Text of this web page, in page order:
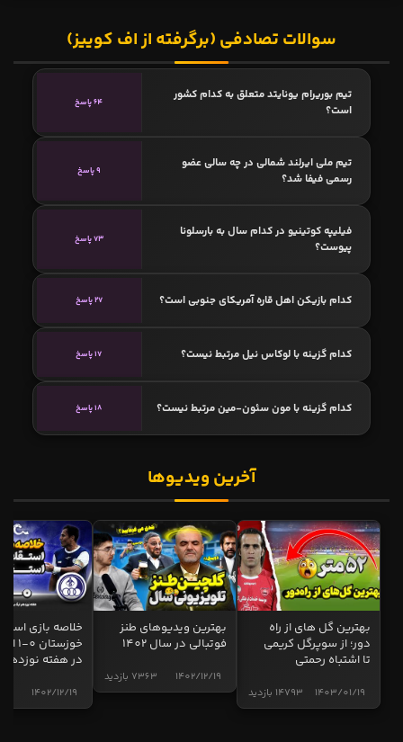
سوالات تصادفی (برگرفته از اف کوییز)
تیم بوریرام یونایتد متعلق به کدام کشور
است؟
64 پاسخ
تیم ملی ایرلند شمالی در چه سالی عضو
رسمی فیفا شد؟
9 پاسخ
فیلیپه کوتینیو در کدام سال به بارسلونا
پیوست؟
73 پاسخ
کدام بازیکن اهل قاره آمریکای جنوبی است؟ 27 پاسخ
کدام گزینه با لوكاس نيل مرتبط نیست؟ 17 پاسخ
کدام گزینه با مون سئون-مین مرتبط نیست؟ 18 پاسخ
آخرین ویدیوها
بهترین گل های از راه
دور؛ از سوپرگل کریمی
تا اشتباه رحمتی
14793 بازدید 1403/01/19
بهترین ویدیوهای طنز
فوتبالی در سال 1402
7363 بازدید 1402/12/19
خلاصه بازی
در هفته نوزدهم
1402/12/19